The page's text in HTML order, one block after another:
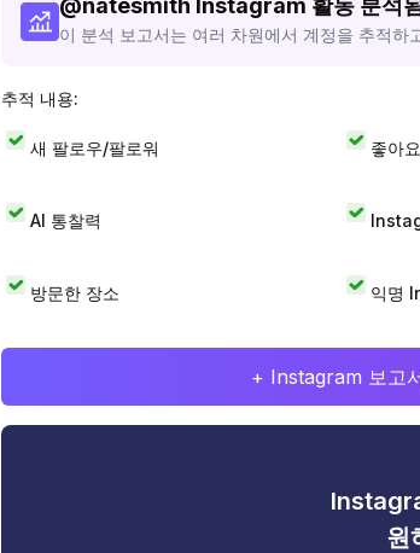
@natesmith Instagram 활동 분석됨
이 분석 보고서는 여러 차원에서 계정을 추적하
추적 내용:
새 팔로우/팔로워 좋아
AI 통찰력
방문한 장소 익명
+ Instagram 보고
원